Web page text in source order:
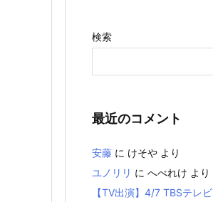
検索
最近のコメント
安藤 に けそや より
ユノリリ に へべれけ より
【TV出演】4/7 TBSテレ